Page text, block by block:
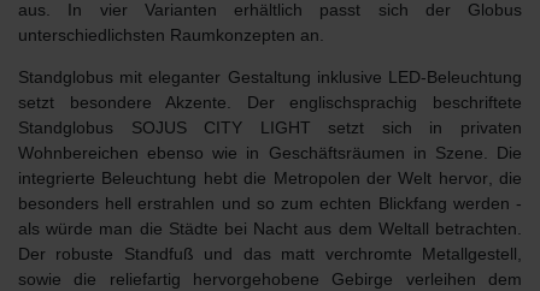
aus. In vier Varianten erhältlich passt sich der Globus
unterschiedlichsten Raumkonzepten an.
Standglobus mit eleganter Gestaltung inklusive LED-Beleuchtung
setzt besondere Akzente. Der englischsprachig beschriftete
Standglobus SOJUS CITY LIGHT setzt sich in privaten
Wohnbereichen ebenso wie in Geschäftsräumen in Szene. Die
integrierte Beleuchtung hebt die Metropolen der Welt hervor , die
besonders hell erstrahlen und so zum echten Blickfang werden -
als würde man die Städte bei Nacht aus dem Weltall betrachten.
Der robuste Standfuß und das matt verchromte Metallgestell,
sowie die reliefartig hervorgehobene Gebirge verleihen dem